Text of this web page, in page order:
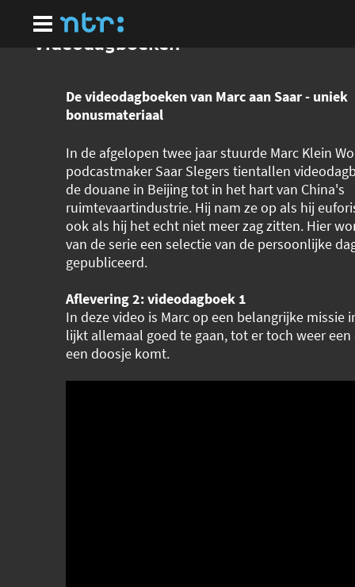
hoofdinhoud
Videodagboeken
De videodagboeken van Marc aan Saar - uniek
bonusmateriaal
In de afgelopen twee jaar stuurde Marc Klein
podcastmaker Saar Slegers tientallen
de douane in Beijing tot in het hart van China's
ruimtevaartindustrie. Hij nam ze op als hij
ook als hij het echt niet meer zag zitten. Hier
van de serie een selectie van de persoonlijke
gepubliceerd.
Aflevering 2: videodagboek 1
In deze video is Marc op een belangrijke missie
lijkt allemaal goed te gaan, tot er toch weer
een doosje komt.